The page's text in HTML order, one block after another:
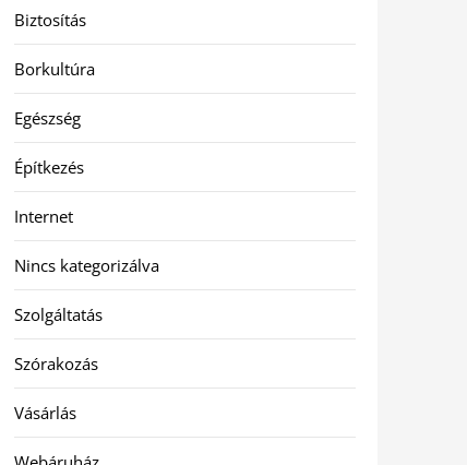
Biztosítás
Borkultúra
Egészség
Építkezés
Internet
Nincs kategorizálva
Szolgáltatás
Szórakozás
Vásárlás